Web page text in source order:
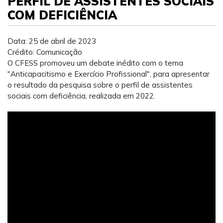
COM DEFICIÊNCIA
Data: 25 de abril de 2023
Crédito: Comunicação
O CFESS promoveu um debate inédito com o tema
"Anticapacitismo e Exercício Profissional", para apresentar
o resultado da pesquisa sobre o perfil de assistentes
sociais com deficiência, realizada em 2022.